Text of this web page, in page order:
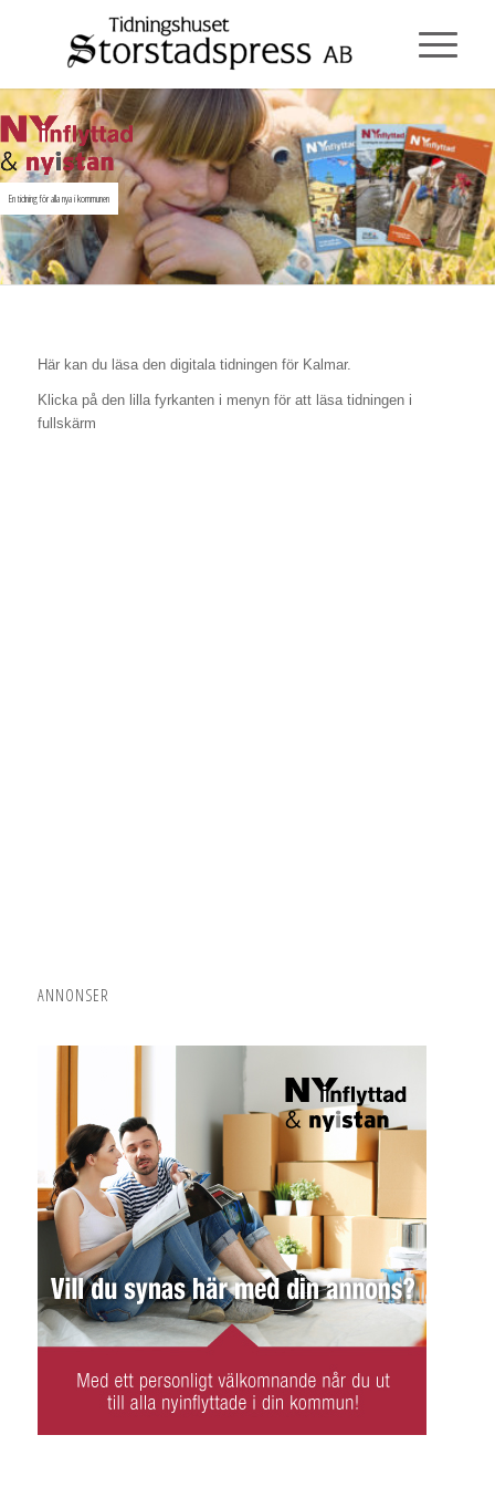
En tidning för alla nya i kommunen
Här kan du läsa den digitala tidningen för Kalmar.
Klicka på den lilla fyrkanten i menyn för att läsa tidningen i
fullskärm
ANNONSER